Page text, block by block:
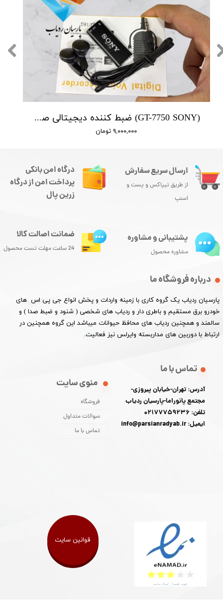
(GT-7750 SONY) ضبط کننده دیجیتالی صدا سونی - 16 گیگابایت - دارای سنسور صدا
۹,۰۰۰,۰۰۰ تومان
ارسال سریع سفارش
از طریق تیپاکس و پست و
اسنپ
درباره فروشگاه ما
پارسیان ردیاب یک گروه کاری با زمینه واردات و پخش انواع جی پی اس های
خودرو برق مستقیم و باطری دار و ردیاب های شخصی ( شنود و ضبط صدا ) و
سالمند و همچنین ردیاب های محافظ حیوانات میباشد این گروه همچنین در
ارتباط با دوربین های مداربسته وایرلس نیز فعالیت.​​​​​​​
منوی سایت
فروشگاه
سوالات متداول
تماس با ما
تماس با ما
آدرس: تهران-خیابان پیروزی-
مجتمع پانوراما-پارسیان ردیاب
تلفن: 02177759236
ایمیل: info@parsianradyab.ir
درگاه امن بانکی
پرداخت امن از درگاه
زرین پال
پشتیبانی و مشاوره
مشاوره محصول
ضمانت اصالت کالا
24 ساعت مهلت تست محصول
قوانین سایت